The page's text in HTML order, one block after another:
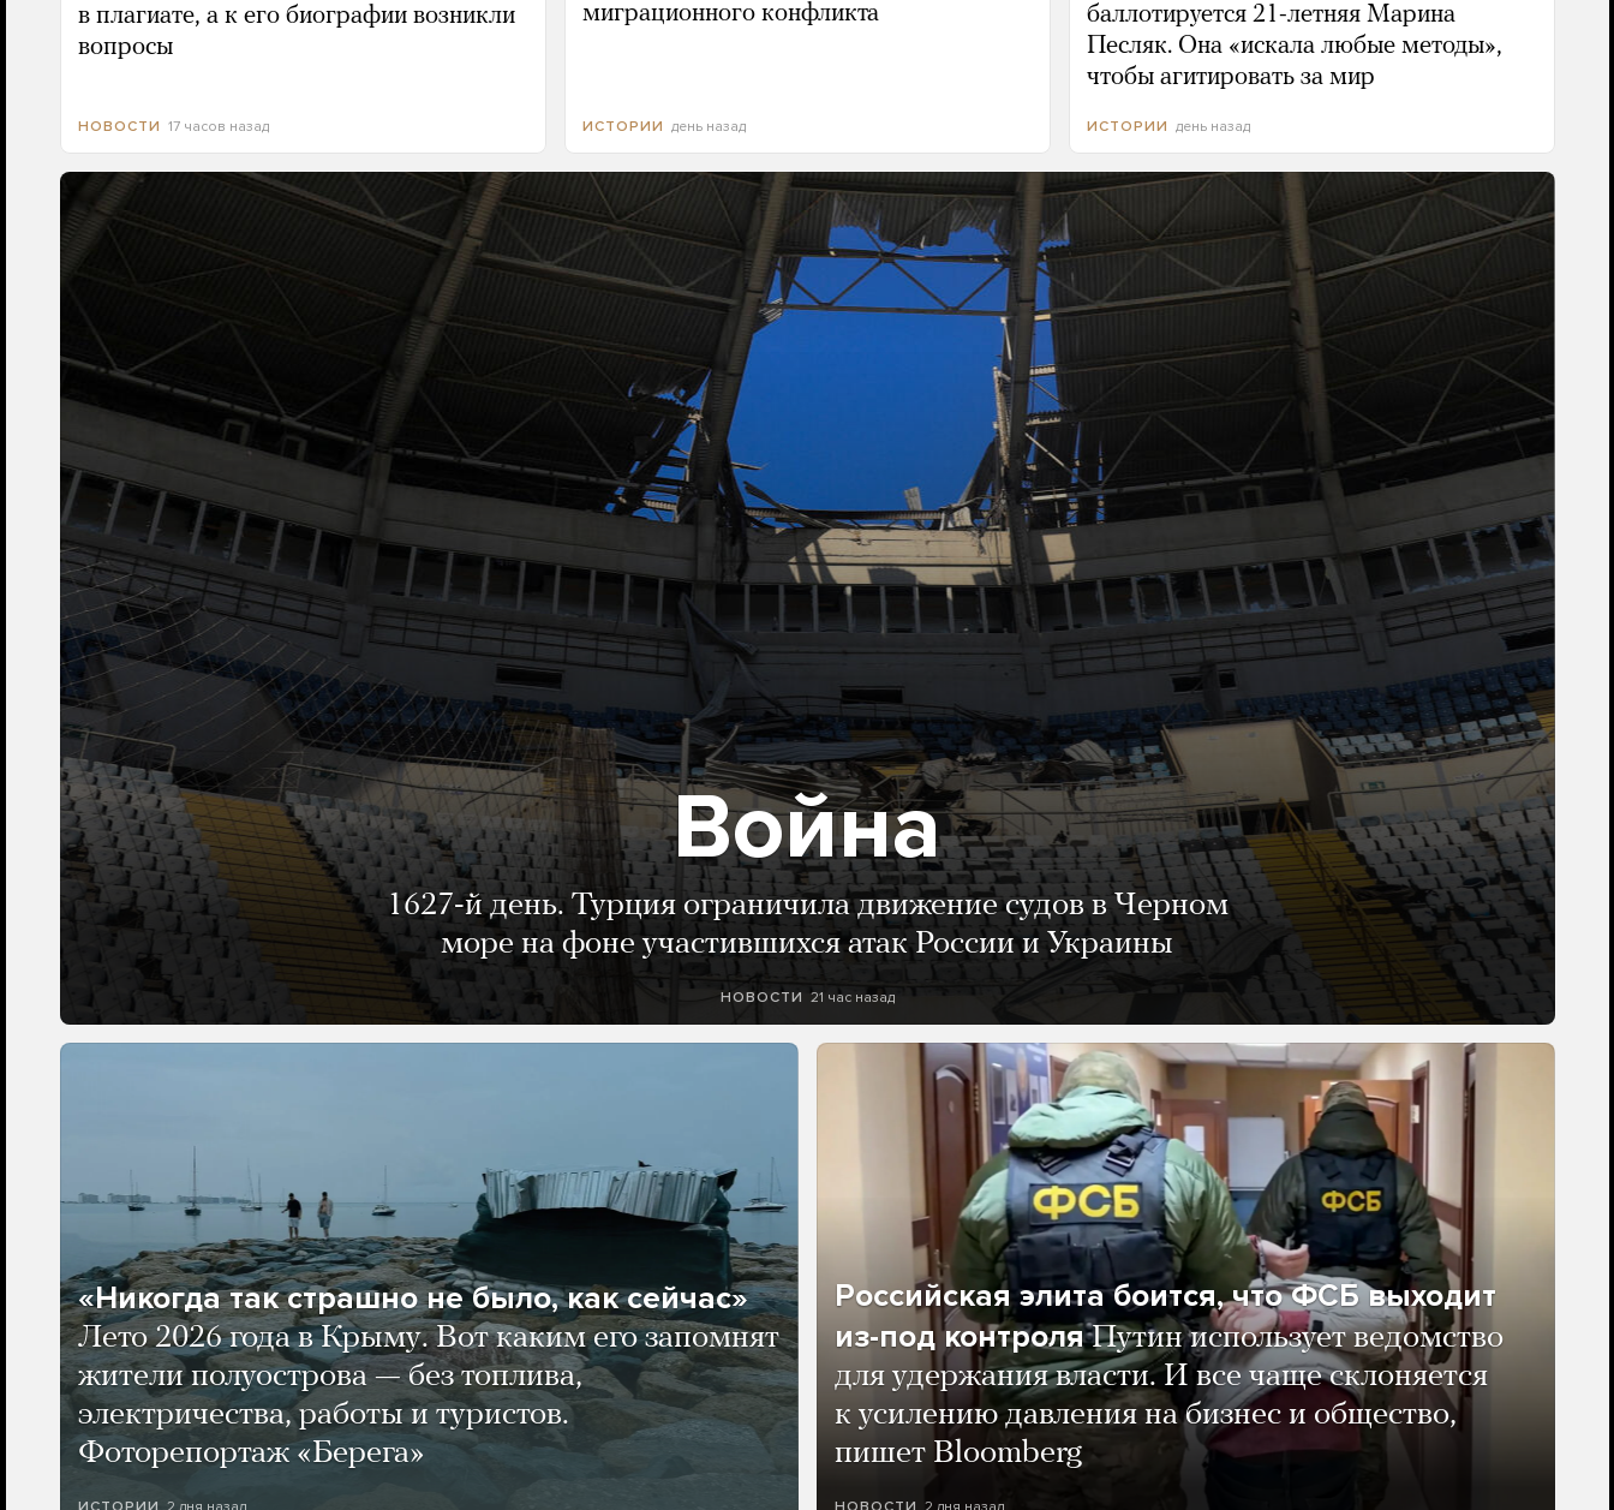
в плагиате, а к его биографии возникли
вопросы
НОВОСТИ 17 часов назад
миграционного конфликта
ИСТОРИИ день назад
баллотируется 21-летняя Марина
Песляк. Она «искала любые методы»,
чтобы агитировать за мир
ИСТОРИИ день назад
Война
1627-й день. Турция ограничила движение судов в Черном
море на фоне участившихся атак России и Украины
НОВОСТИ 21 час назад
«Никогда так страшно не было, как сейчас»
Лето 2026 года в Крыму. Вот каким его запомнят
жители полуострова — без топлива,
электричества, работы и туристов.
Фоторепортаж «Берега»
ИСТОРИИ 2 дня назад
Российская элита боится, что ФСБ выходит
из-под контроля Путин использует ведомство
для удержания власти. И все чаще склоняется
к усилению давления на бизнес и общество,
пишет Bloomberg
НОВОСТИ 2 дня назад